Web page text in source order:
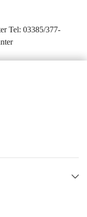
Tel: 03385/377-